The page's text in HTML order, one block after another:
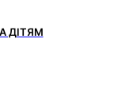
ДІТЯМ